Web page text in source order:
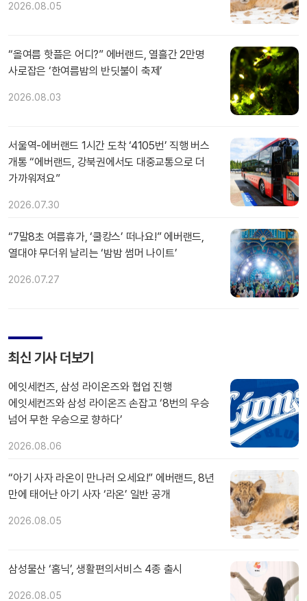
2026.08.05
“올여름 핫플은 어디?” 에버랜드, 열흘간 2만명
사로잡은 ‘한여름밤의 반딧불이 축제’
2026.08.03
서울역-에버랜드 1시간 도착 ‘4105번’ 직행 버스
개통 “에버랜드, 강북권에서도 대중교통으로 더
가까워져요”
2026.07.30
“7말8초 여름휴가, ‘쿨캉스’ 떠나요!” 에버랜드,
열대야 무더위 날리는 ‘밤밤 썸머 나이트’
2026.07.27
최신 기사 더보기
에잇세컨즈, 삼성 라이온즈와 협업 진행
에잇세컨즈와 삼성 라이온즈 손잡고 ‘8번의 우승
넘어 무한 우승으로 향하다’
2026.08.06
“아기 사자 라온이 만나러 오세요!” 에버랜드, 8년
만에 태어난 아기 사자 ‘라온’ 일반 공개
2026.08.05
삼성물산 ‘홈닉’, 생활편의서비스 4종 출시
2026.08.05